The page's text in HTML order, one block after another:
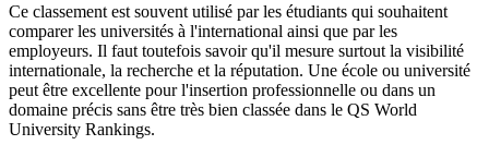
Ce classement est souvent utilisé par les étudiants qui souhaitent
comparer les universités à l'international ainsi que par les
employeurs. Il faut toutefois savoir qu'il mesure surtout la visibilité
internationale, la recherche et la réputation. Une école ou université
peut être excellente pour l'insertion professionnelle ou dans un
domaine précis sans être très bien classée dans le QS World
University Rankings.